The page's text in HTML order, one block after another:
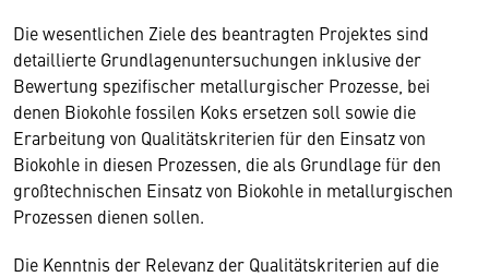
Die wesentlichen Ziele des beantragten Projektes sind
detaillierte Grundlagenuntersuchungen inklusive der
Bewertung spezifischer metallurgischer Prozesse, bei
denen Biokohle fossilen Koks ersetzen soll sowie die
Erarbeitung von Qualitätskriterien für den Einsatz von
Biokohle in diesen Prozessen, die als Grundlage für den
großtechnischen Einsatz von Biokohle in metallurgischen
Prozessen dienen sollen.
Die Kenntnis der Relevanz der Qualitätskriterien auf die